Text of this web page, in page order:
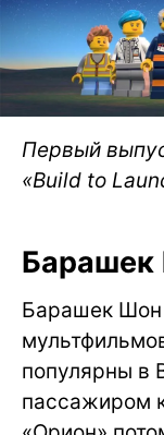
Первый
«Build to
Барашек
Барашек
популярны в
пассажиром